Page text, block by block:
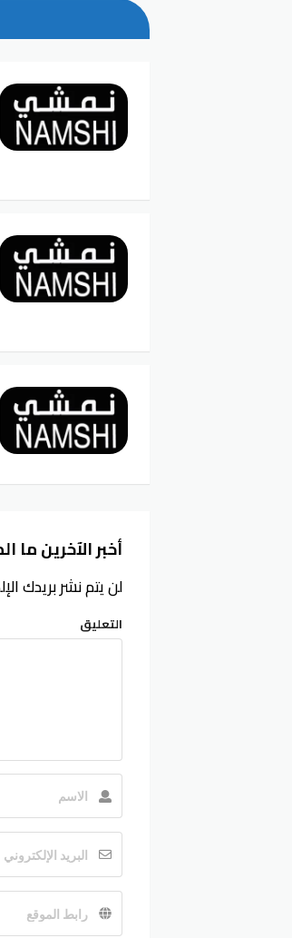
أخبر الآخرين ما
لن يتم نشر بريدك
التعليق